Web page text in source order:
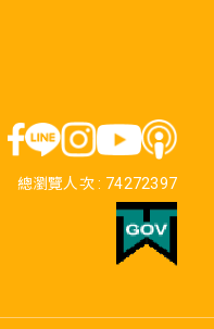
總瀏覽人次 : 74272397